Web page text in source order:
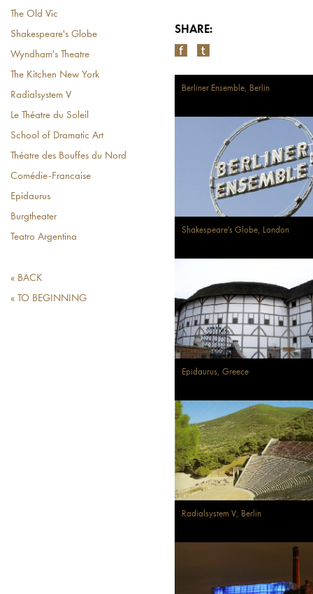
The Old Vic
Shakespeare's Globe
Wyndham's Theatre
The Kitchen New York
Radialsystem V
Le Théatre du Soleil
School of Dramatic Art
Théatre des Bouffes du Nord
Comédie-Francaise
Epidaurus
Burgtheater
Teatro Argentina
« BACK
« TO BEGINNING
SHARE:
Berliner Ensemble, Berlin
Shakespeare's Globe, London
Epidaurus, Greece
Radialsystem V, Berlin